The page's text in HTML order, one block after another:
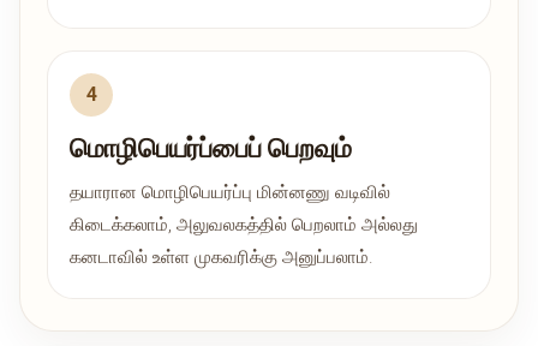
மொழிபெயர்ப்பைப் பெறவும்
தயாரான மொழிபெயர்ப்பு மின்னணு வடிவில்
கிடைக்கலாம், அலுவலகத்தில் பெறலாம் அல்லது
கனடாவில் உள்ள முகவரிக்கு அனுப்பலாம்.